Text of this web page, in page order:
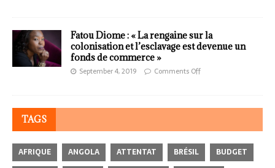
Fatou Diome : « La rengaine sur la
colonisation et l’esclavage est devenue un
fonds de commerce »
September 4, 2019 Comments Off
TAGS
AFRIQUE ANGOLA ATTENTAT BRÉSIL
BUDGET